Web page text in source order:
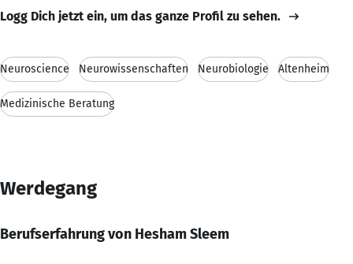
Logg Dich jetzt ein, um das ganze Profil zu sehen.
Neuroscience Neurowissenschaften Neurobiologie Altenheim
Medizinische Beratung
Werdegang
Berufserfahrung von Hesham Sleem